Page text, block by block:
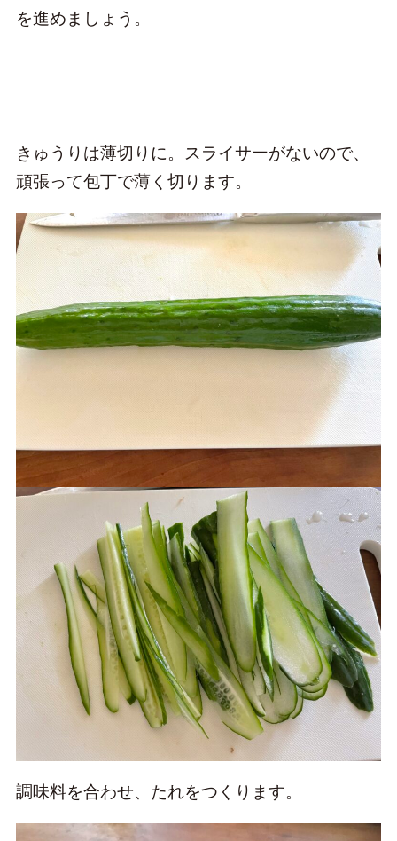
を進めましょう。
きゅうりは薄切りに。スライサーがないので、
頑張って包丁で薄く切ります。
調味料を合わせ、たれをつくります。